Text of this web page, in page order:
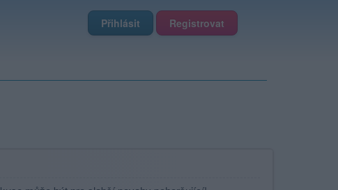
Přihlásit Registrovat